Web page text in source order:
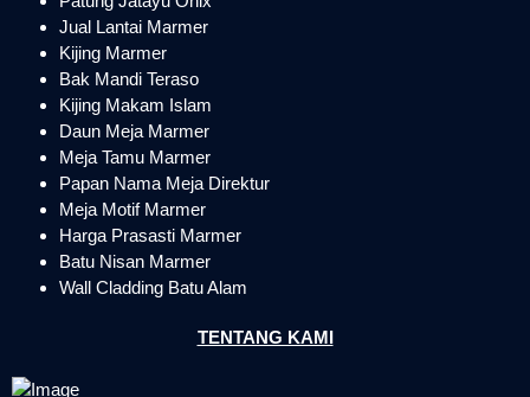
Jual Lantai Marmer
Kijing Marmer
Bak Mandi Teraso
Kijing Makam Islam
Daun Meja Marmer
Meja Tamu Marmer
Papan Nama Meja Direktur
Meja Motif Marmer
Harga Prasasti Marmer
Batu Nisan Marmer
Wall Cladding Batu Alam
TENTANG KAMI